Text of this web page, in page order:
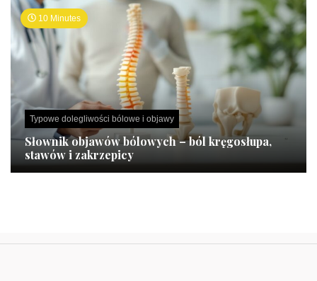
10 Minutes
Typowe dolegliwości bólowe i objawy
Słownik objawów bólowych – ból kręgosłupa,
stawów i zakrzepicy